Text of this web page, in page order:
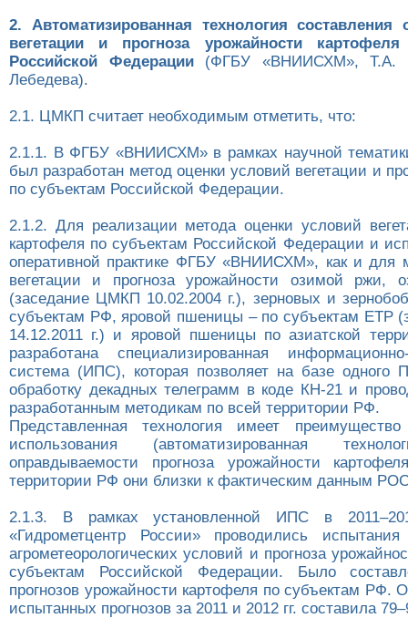
2. Автоматизированная технология составления
вегетации и прогноза урожайности
Российской Федерации(ФГБУ «ВНИИСХМ», Т.А.
Лебедева).
2.1. ЦМКП считает необходимым отметить, что:
2.1.1. В ФГБУ «ВНИИСХМ» в рамках научной
был разработан метод оценки условий вегетации и
по субъектам Российской Федерации.
2.1.2. Для реализации метода оценки условий
картофеля по субъектам Российской Федерации и
оперативной практике ФГБУ «ВНИИСХМ», как и для
вегетации и прогноза урожайности озимой ржи,
(заседание ЦМКП 10.02.2004 г.), зерновых и
субъектам РФ, яровой пшеницы – по субъектам ЕТР
14.12.2011 г.) и яровой пшеницы по азиатской
разработана специализированная информационно-
система (ИПС), которая позволяет на базе одного
обработку декадных телеграмм в коде КН-21 и
разработанным методикам по всей территории РФ.
Представленная технология имеет
использования (автоматизированная
оправдываемости прогноза урожайности
территории РФ они близки к фактическим данным
2.1.3. В рамках установленной ИПС в
«Гидрометцентр России» проводились
агрометеорологических условий и прогноза
субъектам Российской Федерации. Было
прогнозов урожайности картофеля по субъектам РФ.
испытанных прогнозов за 2011 и 2012 гг. составила